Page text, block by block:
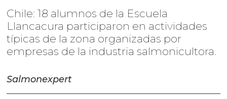
Chile: 18 alumnos de la Escuela
Llancacura participaron en actividades
típicas de la zona organizadas por
empresas de la industria salmonicultora.
Salmonexpert